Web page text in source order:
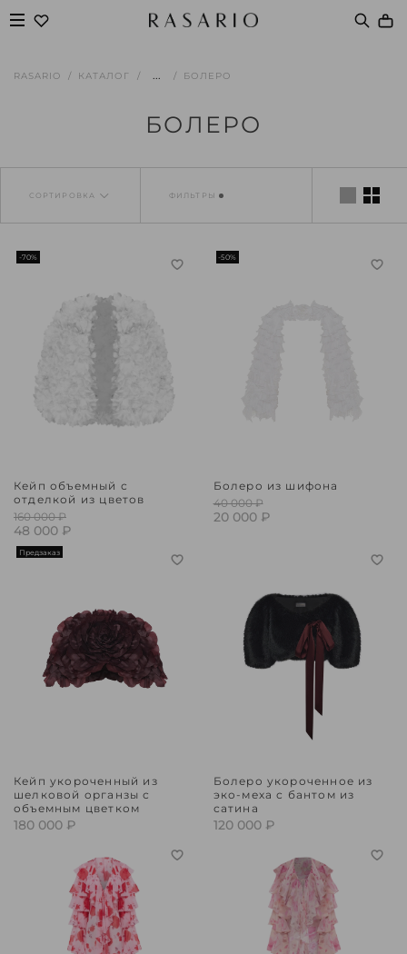
RASARIO КАТАЛОГ ... БОЛЕРО
БОЛЕРО
СОРТИРОВКА ФИЛЬТРЫ
-70%
Кейп объемный с
отделкой из цветов
160 000 ₽
48 000 ₽
-50%
Болеро из шифона
40 000 ₽
20 000 ₽
Предзаказ
Кейп укороченный из
шелковой органзы с
объемным цветком
180 000 ₽
Болеро укороченное из
эко-меха с бантом из
сатина
120 000 ₽